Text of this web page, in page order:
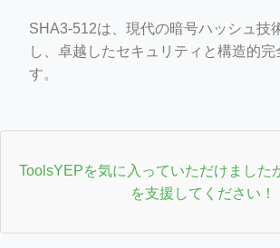
SHA3-512は、現代の暗号ハッシュ技
し、卓越したセキュリティと構造的完
す。
ToolsYEPを気に入っていただけました
を支援してください！